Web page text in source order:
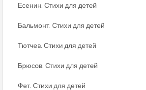
Есенин. Стихи для детей
Бальмонт. Стихи для детей
Тютчев. Стихи для детей
Брюсов. Стихи для детей
Фет. Стихи для детей